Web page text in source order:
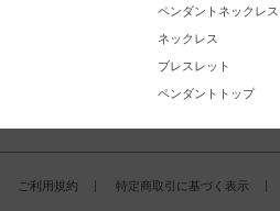
ペンダントネックレス
ネックレス
ブレスレット
ペンダントトップ
ご利用規約 特定商取引に基づく表示